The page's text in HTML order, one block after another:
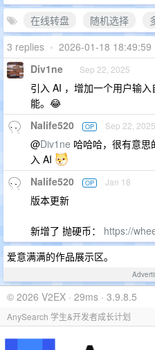
在线转盘 随机选择
3 replies • 2026-01-18 18:49:59
Div1ne Sep 22, 2025
引入 AI ，增加一个用户输
能。😂
Nalife520 OP Sep 22, 2025
@Div1ne 哈哈哈，很有意
入 AI
Nalife520 OP Jan 18
版本更新
新增了 抛硬币： https://
爱意满满的作品展示区。
© 2026 V2EX · 29ms · 3.9.8.5
AnySearch 学生&开发者成长计划